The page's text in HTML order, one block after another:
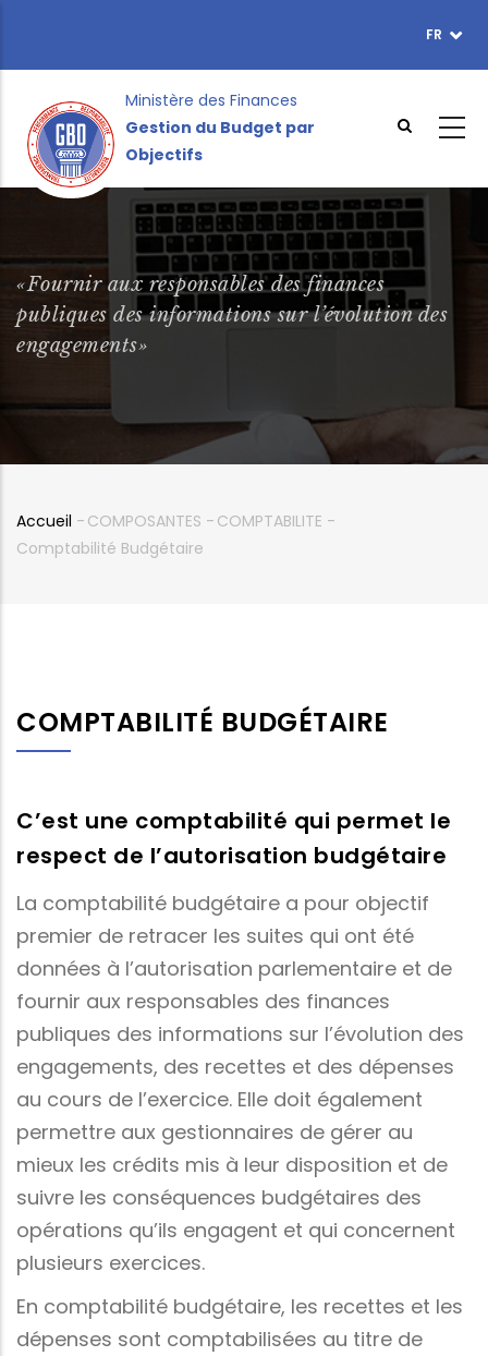
contenu
FR
Ministère des Finances
Gestion du Budget par
Objectifs
«Fournir aux responsables des finances
publiques des informations sur l’évolution des
engagements»
Fil
Accueil - COMPOSANTES - COMPTABILITE -
Comptabilité Budgétaire
COMPTABILITÉ BUDGÉTAIRE
C’est une comptabilité qui permet le
respect de l’autorisation budgétaire
La comptabilité budgétaire a pour objectif
premier de retracer les suites qui ont été
données à l’autorisation parlementaire et de
fournir aux responsables des finances
publiques des informations sur l’évolution des
engagements, des recettes et des dépenses
au cours de l’exercice. Elle doit également
permettre aux gestionnaires de gérer au
mieux les crédits mis à leur disposition et de
suivre les conséquences budgétaires des
opérations qu’ils engagent et qui concernent
plusieurs exercices.
En comptabilité budgétaire, les recettes et les
dépenses sont comptabilisées au titre de